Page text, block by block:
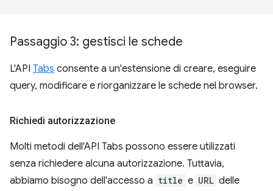
Passaggio 3: gestisci le schede
L'API Tabs consente a un'estensione di creare, eseguire
query, modificare e riorganizzare le schede nel browser.
Richiedi autorizzazione
Molti metodi dell'API Tabs possono essere utilizzati
senza richiedere alcuna autorizzazione. Tuttavia,
abbiamo bisogno dell'accesso a title e URL delle